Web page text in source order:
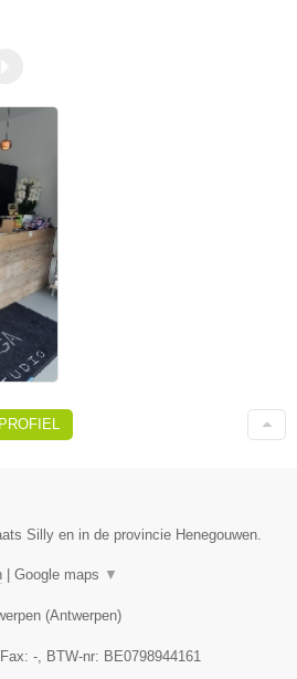
Silly en in de provincie Henegouwen.
| Google maps ▼
(Antwerpen)
, Fax: - , BTW-nr: BE0798944161